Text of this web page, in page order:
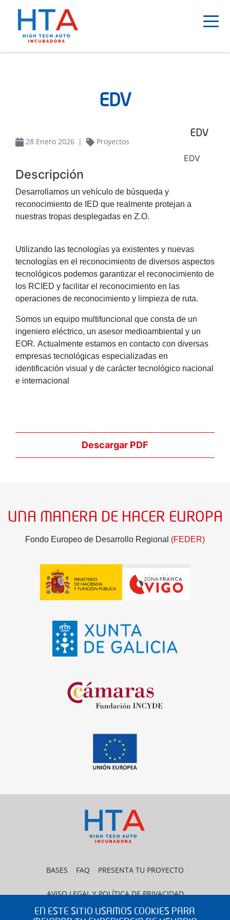
EDV
EDV
28 Enero 2026 Proyectos
Descripción
Desarrollamos un vehículo de búsqueda y
reconocimiento de IED que realmente protejan a
nuestras tropas desplegadas en Z.O.
Utilizando las tecnologías ya existentes y nuevas
tecnologías en el reconocimiento de diversos aspectos
tecnológicos podemos garantizar el reconocimiento de
los RCIED y facilitar el reconocimiento en las
operaciones de reconocimiento y limpieza de ruta.
Somos un equipo multifuncional que consta de un
ingeniero eléctrico, un asesor medioambiental y un
EOR. Actualmente estamos en contacto con diversas
empresas tecnológicas especializadas en
identificación visual y de carácter tecnológico nacional
e internacional
Descargar PDF
UNA MANERA DE HACER EUROPA
Fondo Europeo de Desarrollo Regional (FEDER)
BASES FAQ PRESENTA TU PROYECTO
AVISO LEGAL Y POLÍTICA DE PRIVACIDAD
POLÍTICA DE COOKIES CONTACTO
EN ESTE SITIO USAMOS COOKIES PARA